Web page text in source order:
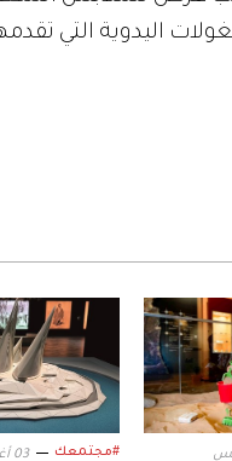
اليدوية التي
#مجتمعك 03 أغسطس